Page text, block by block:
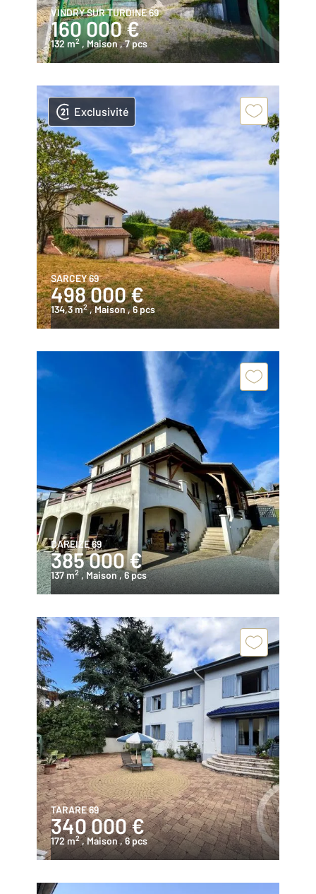
VINDRY SUR TURDINE 69
160 000 €
132 m2 , Maison, 7 pcs
Exclusivité
SARCEY 69
498 000 €
134,3 m2 , Maison, 6 pcs
DAREIZE 69
385 000 €
137 m2 , Maison , 6 pcs
TARARE 69
340 000 €
172 m2 , Maison, 6 pcs